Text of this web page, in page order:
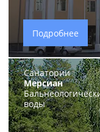
Подробнее
Санатории
Мерсиан
воды